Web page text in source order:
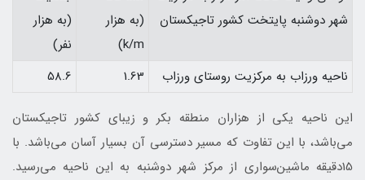
شهر دوشنبه پايتخت كشور تاجيكستان
(به هزار
k/m)
(به هزار
نفر)
ناحيه ورزاب به مركزيت روستای ورزاب
1.63
58.6
اين ناحيه يكی از هزاران منطقه بكر و زيبای كشور تاجيكستان
می‌باشد، با اين تفاوت كه مسير دسترسی آن بسيار آسان می‌باشد. با
15دقيقه ماشين‌سواری از مركز شهر دوشنبه به اين ناحيه می‌رسيد.